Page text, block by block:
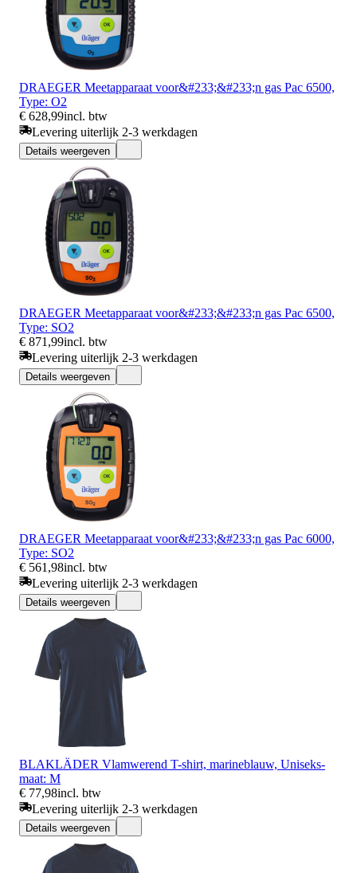
DRAEGER Meetapparaat voor&#233;&#233;n gas Pac 6500,
Type: O2
€ 628,99incl. btw
Levering uiterlijk 2-3 werkdagen
Details weergeven
DRAEGER Meetapparaat voor&#233;&#233;n gas Pac 6500,
Type: SO2
€ 871,99incl. btw
Levering uiterlijk 2-3 werkdagen
Details weergeven
DRAEGER Meetapparaat voor&#233;&#233;n gas Pac 6000,
Type: SO2
€ 561,98incl. btw
Levering uiterlijk 2-3 werkdagen
Details weergeven
BLAKLÄDER Vlamwerend T-shirt, marineblauw, Uniseks-
maat: M
€ 77,98incl. btw
Levering uiterlijk 2-3 werkdagen
Details weergeven